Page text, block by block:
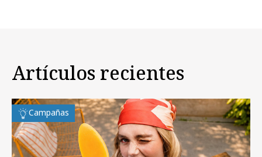
Artículos recientes
Campañas